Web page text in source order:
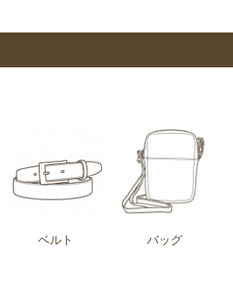
ベルト バッグ